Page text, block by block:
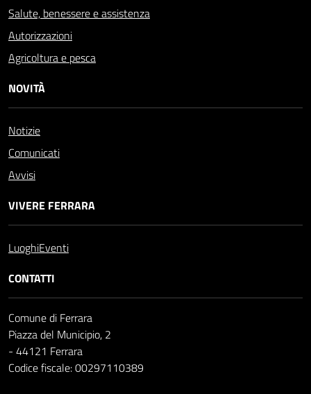
Salute, benessere e assistenza
Autorizzazioni
Agricoltura e pesca
NOVITÀ
Notizie
Comunicati
Avvisi
VIVERE FERRARA
LuoghiEventi
CONTATTI
Comune di Ferrara
Piazza del Municipio, 2
- 44121 Ferrara
Codice fiscale: 00297110389